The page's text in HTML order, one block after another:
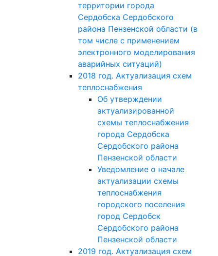
территории города
Сердобска Сердобского
района Пензенской области (в
том числе с применением
электронного моделирования
аварийных ситуаций)
2018 год. Актуализация схем
теплоснабжения
Об утверждении
актуализированной
схемы теплоснабжения
города Сердобска
Сердобского района
Пензенской области
Уведомление о начале
актуализации схемы
теплоснабжения
городского поселения
город Сердобск
Сердобского района
Пензенской области
2019 год. Актуализация схем